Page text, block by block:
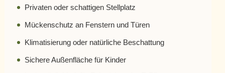
Privaten oder schattigen Stellplatz
Mückenschutz an Fenstern und Türen
Klimatisierung oder natürliche Beschattung
Sichere Außenfläche für Kinder